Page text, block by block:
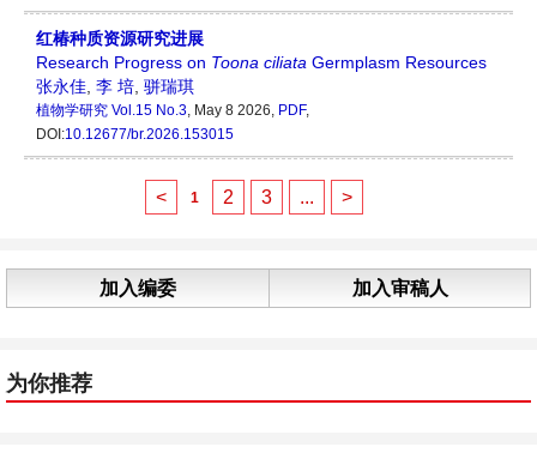
红椿种质资源研究进展
Research Progress on Toona ciliata Germplasm Resources
张永佳 李 培 骈瑞琪
植物学研究 Vol.15 No.3, May 8 2026, PDF,
DOI:10.12677/br.2026.153015
< 1 2 3 ... >
加入编委 加入审稿人
为你推荐